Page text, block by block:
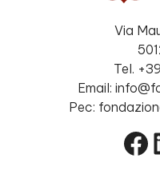
Via
Tel.
Email:
Pec: